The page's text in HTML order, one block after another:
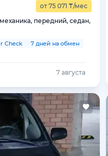
от 75 071 ₸/мес
передний, седан,
Check
7 дней на обмен
7 августа